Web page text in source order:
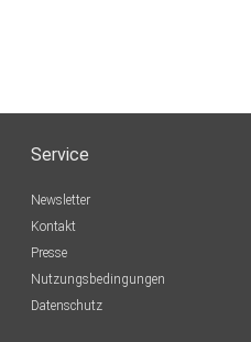
Service
Newsletter
Kontakt
Presse
Nutzungsbedingungen
Datenschutz